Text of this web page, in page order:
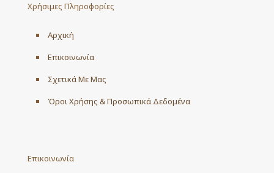
Χρήσιμες Πληροφορίες
Αρχική
Επικοινωνία
Σχετικά Με Μας
Όροι Χρήσης & Προσωπικά Δεδομένα
Επικοινωνία